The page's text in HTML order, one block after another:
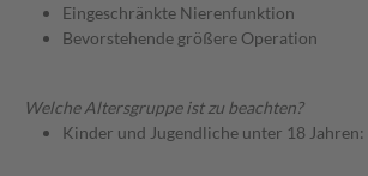
Eingeschränkte Nierenfunktion
Bevorstehende größere Operation
Welche Altersgruppe ist zu beachten?
Kinder und Jugendliche unter 18